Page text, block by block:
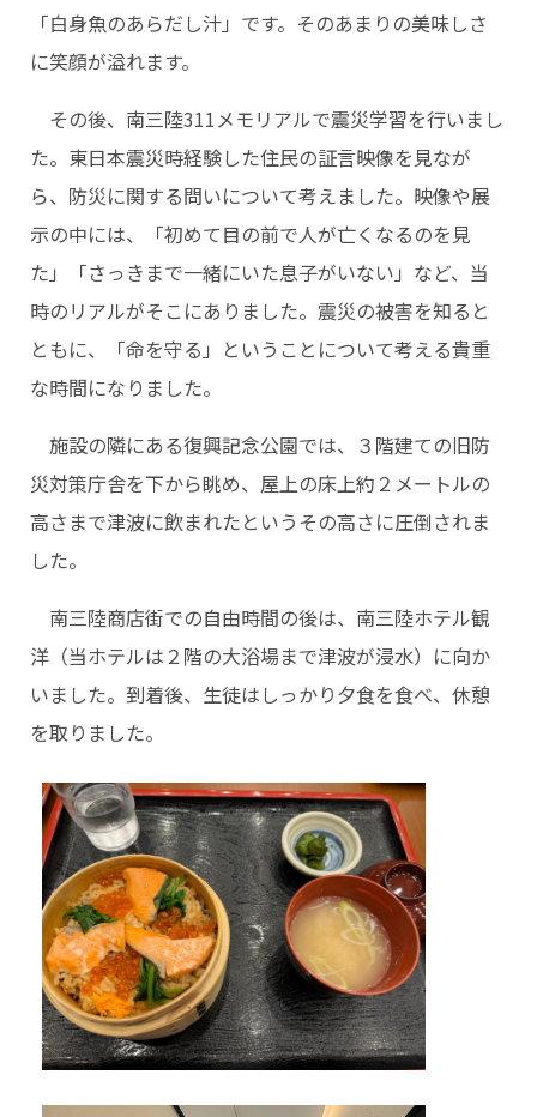
「白身魚のあらだし汁」です。そのあまりの美味しさ
に笑顔が溢れます。
その後、南三陸311メモリアルで震災学習を行いまし
た。東日本震災時経験した住民の証言映像を見なが
ら、防災に関する問いについて考えました。映像や展
示の中には、「初めて目の前で人が亡くなるのを見
た」「さっきまで一緒にいた息子がいない」など、当
時のリアルがそこにありました。震災の被害を知ると
ともに、「命を守る」ということについて考える貴重
な時間になりました。
施設の隣にある復興記念公園では、３階建ての旧防
災対策庁舎を下から眺め、屋上の床上約２メートルの
高さまで津波に飲まれたというその高さに圧倒されま
した。
南三陸商店街での自由時間の後は、南三陸ホテル観
洋（当ホテルは２階の大浴場まで津波が浸水）に向か
いました。到着後、生徒はしっかり夕食を食べ、休憩
を取りました。